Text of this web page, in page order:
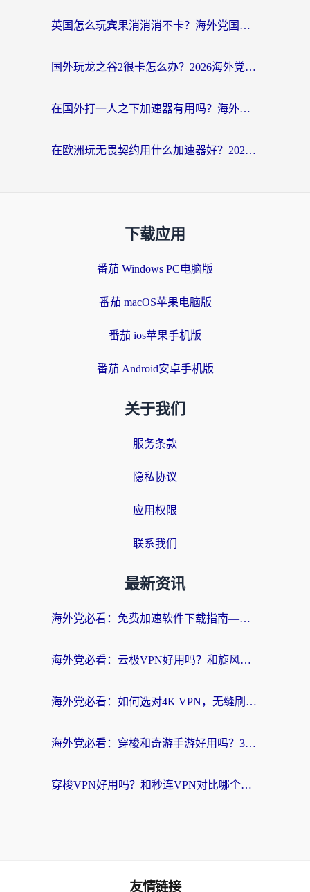
英国怎么玩宾果消消消不卡？海外党国服游戏加速终极攻略（附守望第九大陆解决办法）
国外玩龙之谷2很卡怎么办？2026海外党必看的国服游戏加速全攻略
在国外打一人之下加速器有用吗？海外党国服游戏畅玩全攻略
在欧洲玩无畏契约用什么加速器好？2026海外党亲测有效指南
下载应用
番茄 Windows PC电脑版
番茄 macOS苹果电脑版
番茄 ios苹果手机版
番茄 Android安卓手机版
关于我们
服务条款
隐私协议
应用权限
联系我们
最新资讯
海外党必看：免费加速软件下载指南——无缝访问国内资源的正确打开方式
海外党必看：云极VPN好用吗？和旋风VPN对比哪个回国效果更好？附真实体验+选择攻略
海外党必看：如何选对4K VPN，无缝刷国内剧听网易云？
海外党必看：穿梭和奇游手游好用吗？3步选对回国加速器，流畅看CCTV5海外直播
穿梭VPN好用吗？和秒连VPN对比哪个回国效果更好？海外党亲测实用指南
友情链接